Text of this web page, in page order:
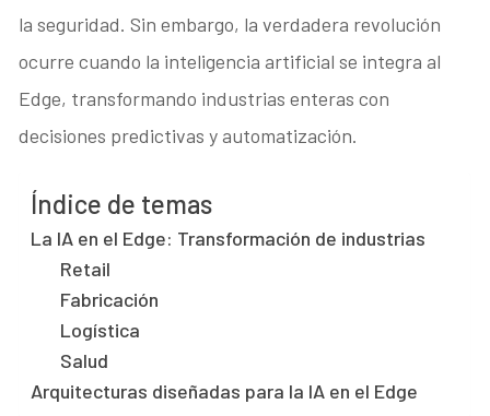
la seguridad. Sin embargo, la verdadera revolución
ocurre cuando la inteligencia artificial se integra al
Edge, transformando industrias enteras con
decisiones predictivas y automatización.
Índice de temas
La IA en el Edge: Transformación de industrias
Retail
Fabricación
Logística
Salud
Arquitecturas diseñadas para la IA en el Edge